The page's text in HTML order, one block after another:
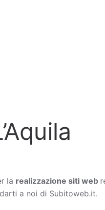
la realizzazione siti web
a noi di Subitoweb.it.